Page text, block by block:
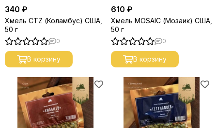
340 ₽
Хмель CTZ (Коламбус) США,
50 г
0
В корзину
610 ₽
Хмель MOSAIC (Мозаик) США,
50 г
0
В корзину